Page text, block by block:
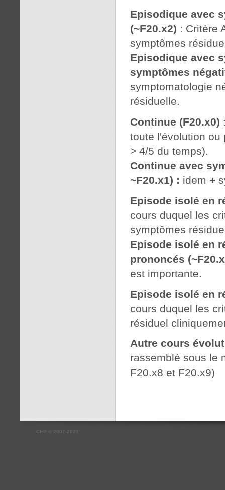
Episodique avec
(~F20.x2) : Critère
symptômes
Episodique avec
symptômes
symptomatologie
résiduelle.
Continue (F20.x0)
toute l'évolution ou
> 4/5 du temps).
Continue avec
~F20.x1) : idem +
Episode isolé en
cours duquel les
symptômes
Episode isolé en
prononcés
est importante.
Episode isolé en
cours duquel les
résiduel
Autre cours
rassemblé sous le
F20.x8 et F20.x9)
CEP 2007-2021